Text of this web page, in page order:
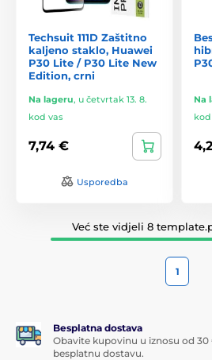
Techsuit 111D Zaštitno
kaljeno staklo, Huawei
P30 Lite / P30 Lite New
Edition, crni
Na lageru, u četvrtak 13. 8.
kod vas
7,74 €
Usporedba
Na
Već ste vidjeli 8
1
Besplatna dostava
Obavite kupovinu u iznosu od
besplatnu dostavu.